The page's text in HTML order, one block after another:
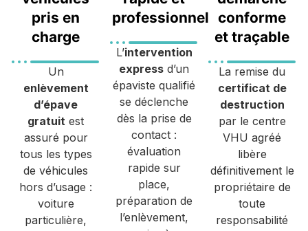
pris en
charge
Un
enlèvement
d’épave
gratuit est
assuré pour
tous les types
de véhicules
hors d’usage :
voiture
particulière,
professionnel
L’intervention
express d’un
épaviste qualifié
se déclenche
dès la prise de
contact :
évaluation
rapide sur
place,
préparation de
l’enlèvement,
conforme
et traçable
La remise du
certificat de
destruction
par le centre
VHU agréé
libère
définitivement le
propriétaire de
toute
responsabilité